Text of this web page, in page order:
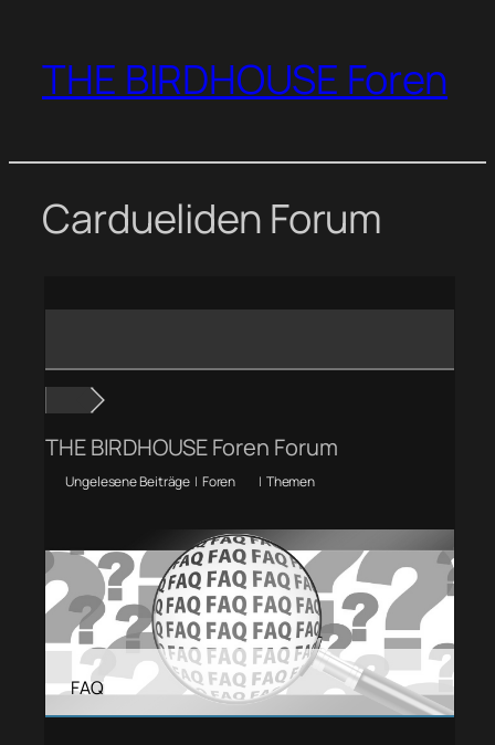
springen
THE BIRDHOUSE Foren
Cardueliden Forum
THE BIRDHOUSE Foren Forum
Ungelesene Beiträge | Foren | Themen
FAQ